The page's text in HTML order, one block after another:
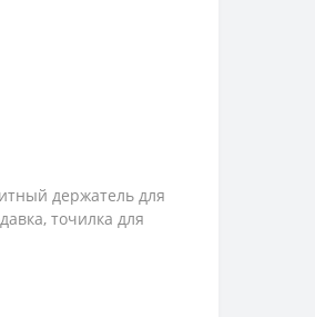
держатель для
точилка для